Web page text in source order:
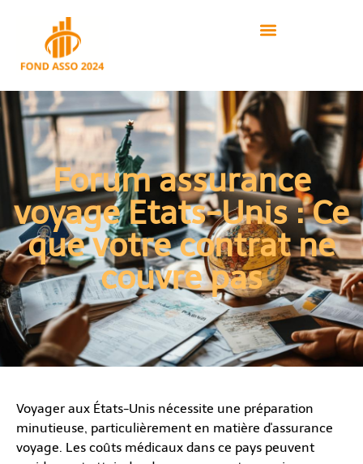
Forum assurance
voyage Etats-Unis : Ce
que votre contrat ne
couvre pas
Voyager aux États-Unis nécessite une préparation
minutieuse, particulièrement en matière d'assurance
voyage. Les coûts médicaux dans ce pays peuvent